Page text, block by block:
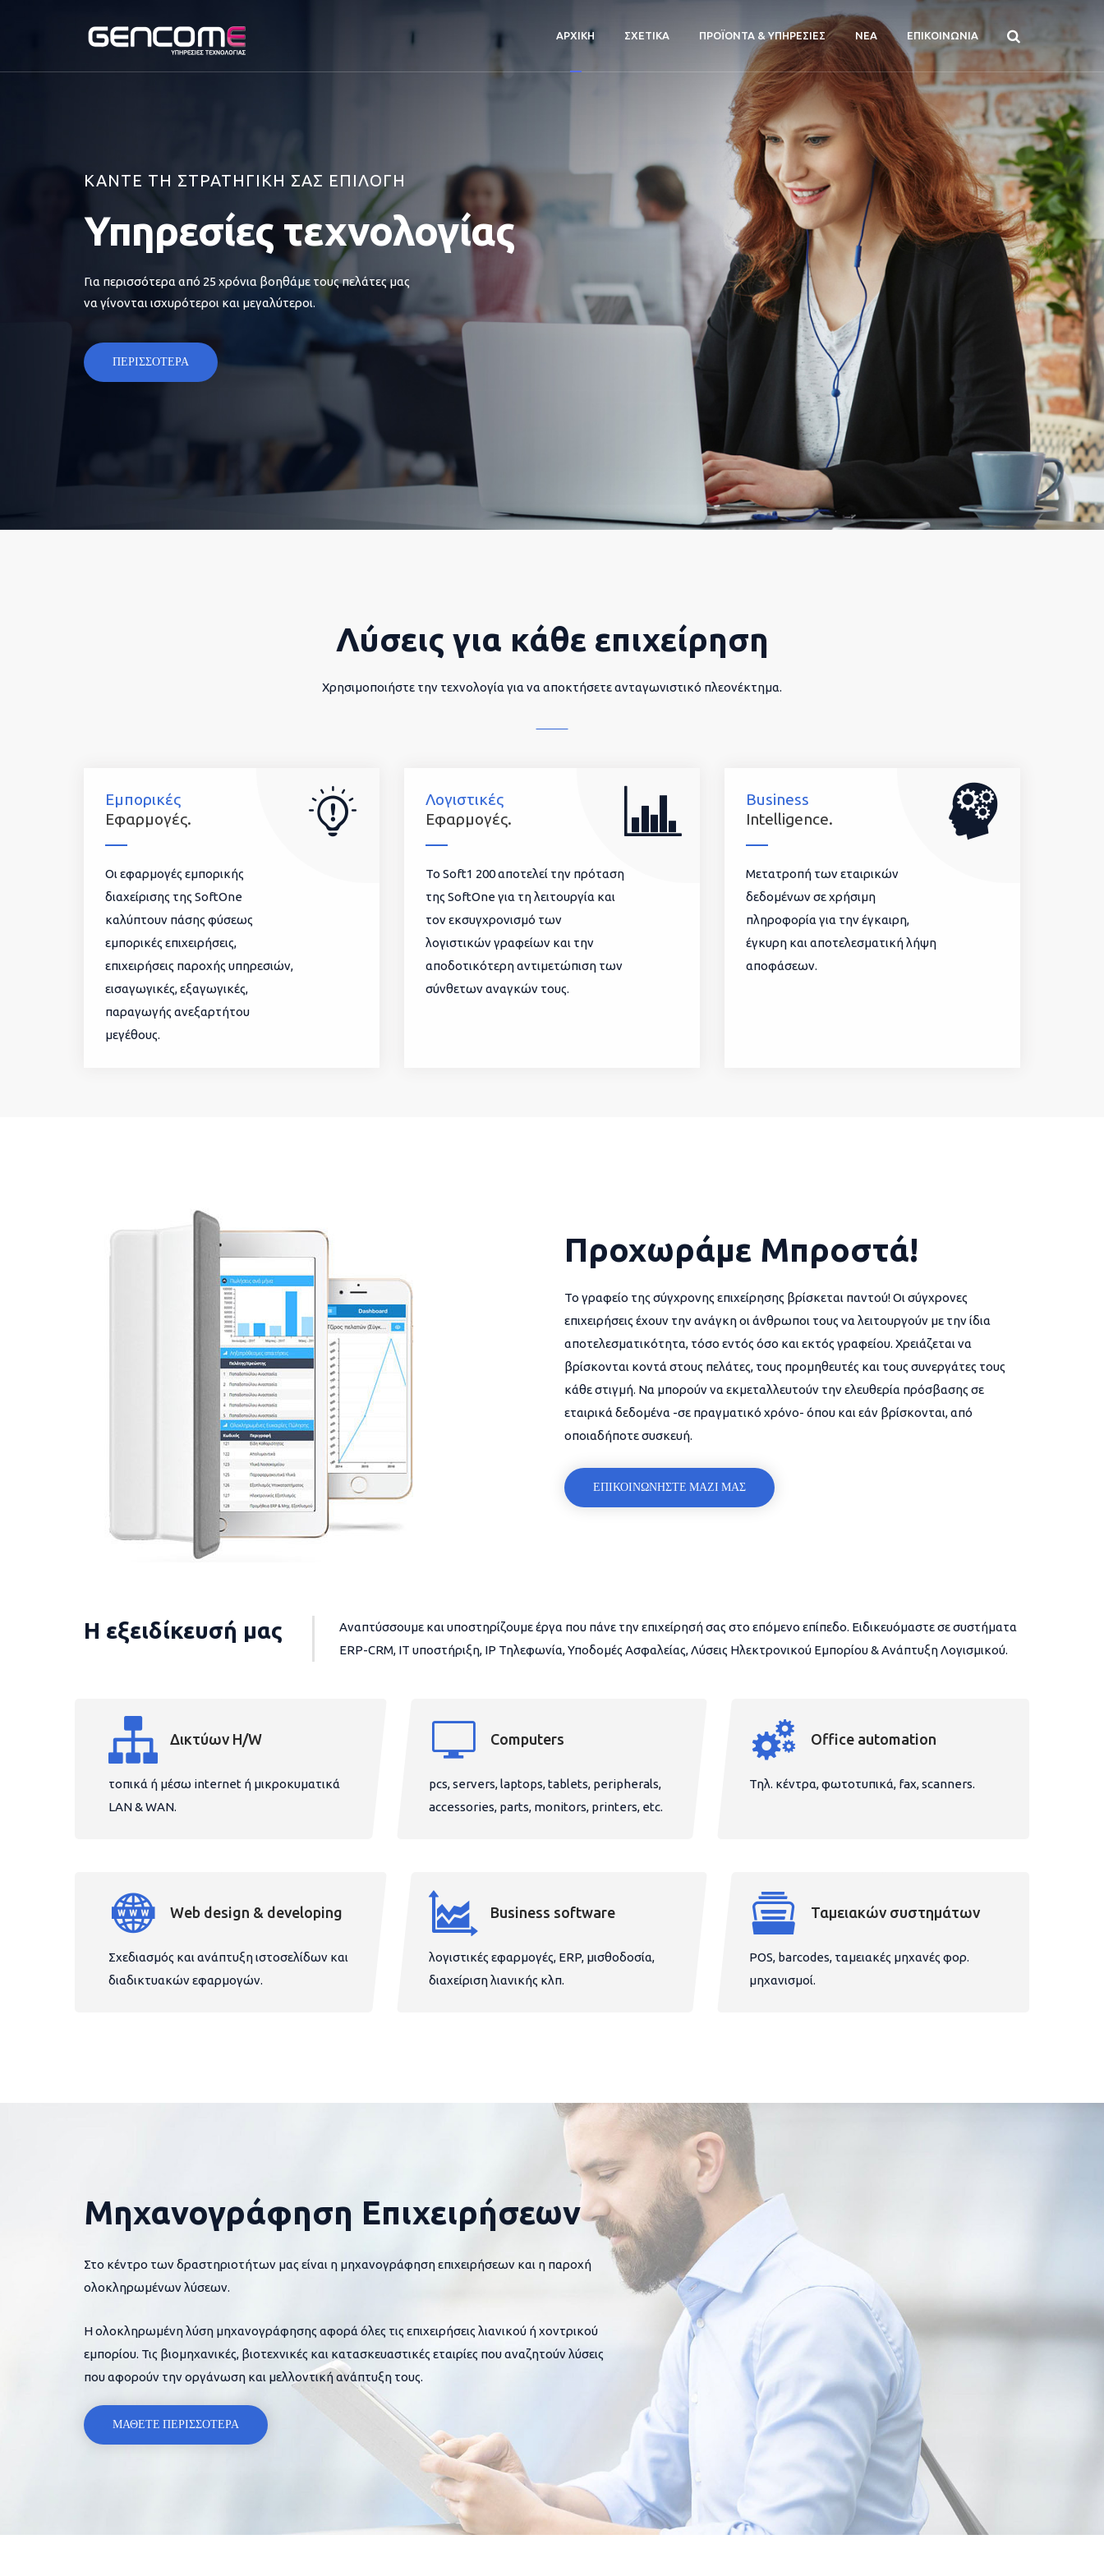
ΑΡΧΙΚΗ ΣΧΕΤΙΚΑ ΠΡΟΪΟΝΤΑ & ΥΠΗΡΕΣΙΕΣ ΝΕΑ ΕΠΙΚΟΙΝΩΝΙΑ
ΚΑΝΤΕ ΤΗ ΣΤΡΑΤΗΓΙΚΗ ΣΑΣ ΕΠΙΛΟΓΗ
Υπηρεσίες τεχνολογίας
Για περισσότερα από 25 χρόνια βοηθάμε τους πελάτες μας
να γίνονται ισχυρότεροι και μεγαλύτεροι.
ΠΕΡΙΣΣΟΤΕΡΑ
Λύσεις για κάθε επιχείρηση
Χρησιμοποιήστε την τεχνολογία για να αποκτήσετε ανταγωνιστικό πλεονέκτημα.
Εμπορικές
Εφαρμογές.
Οι εφαρμογές εμπορικής
διαχείρισης της SoftOne
καλύπτουν πάσης φύσεως
εμπορικές επιχειρήσεις,
επιχειρήσεις παροχής υπηρεσιών,
εισαγωγικές, εξαγωγικές,
παραγωγής ανεξαρτήτου
μεγέθους.
Λογιστικές
Εφαρμογές.
To Soft1 200 αποτελεί την πρόταση
της SoftOne για τη λειτουργία και
τον εκσυγχρονισμό των
λογιστικών γραφείων και την
αποδοτικότερη αντιμετώπιση των
σύνθετων αναγκών τους.
Business
Intelligence.
Μετατροπή των εταιρικών
δεδομένων σε χρήσιμη
πληροφορία για την έγκαιρη,
έγκυρη και αποτελεσματική λήψη
αποφάσεων.
Προχωράμε Μπροστά!
Το γραφείο της σύγχρονης επιχείρησης βρίσκεται παντού! Οι σύγχρονες
επιχειρήσεις έχουν την ανάγκη οι άνθρωποι τους να λειτουργούν με την ίδια
αποτελεσματικότητα, τόσο εντός όσο και εκτός γραφείου. Χρειάζεται να
βρίσκονται κοντά στους πελάτες, τους προμηθευτές και τους συνεργάτες τους
κάθε στιγμή. Να μπορούν να εκμεταλλευτούν την ελευθερία πρόσβασης σε
εταιρικά δεδομένα -σε πραγματικό χρόνο- όπου και εάν βρίσκονται, από
οποιαδήποτε συσκευή.
ΕΠΙΚΟΙΝΩΝΗΣΤΕ ΜΑΖΙ ΜΑΣ
Η εξειδίκευσή μας
Αναπτύσσουμε και υποστηρίζουμε έργα που πάνε την επιχείρησή σας στο επόμενο επίπεδο. Ειδικευόμαστε σε συστήματα
ERP-CRM, IT υποστήριξη, IP Τηλεφωνία, Υποδομές Ασφαλείας, Λύσεις Ηλεκτρονικού Εμπορίου & Ανάπτυξη Λογισμικού.
Δικτύων H/W
τοπικά ή μέσω internet ή μικροκυματικά
LAN & WAN.
Computers
pcs, servers, laptops, tablets, peripherals,
accessories, parts, monitors, printers, etc.
Office automation
Τηλ. κέντρα, φωτοτυπικά, fax, scanners.
Web design & developing
Σχεδιασμός και ανάπτυξη ιστοσελίδων και
διαδικτυακών εφαρμογών.
Business software
λογιστικές εφαρμογές, ERP, μισθοδοσία,
διαχείριση λιανικής κλπ.
Ταμειακών συστημάτων
POS, barcodes, ταμειακές μηχανές φορ.
μηχανισμοί.
Μηχανογράφηση Επιχειρήσεων
Στο κέντρο των δραστηριοτήτων μας είναι η μηχανογράφηση επιχειρήσεων και η παροχή
ολοκληρωμένων λύσεων.
Η ολοκληρωμένη λύση μηχανογράφησης αφορά όλες τις επιχειρήσεις λιανικού ή χοντρικού
εμπορίου. Τις βιομηχανικές, βιοτεχνικές και κατασκευαστικές εταιρίες που αναζητούν λύσεις
που αφορούν την οργάνωση και μελλοντική ανάπτυξη τους.
ΜΑΘΕΤΕ ΠΕΡΙΣΣΟΤΕΡΑ